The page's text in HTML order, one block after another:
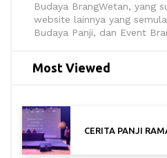
Budaya BrangWetan, yang
website lainnya yang
Budaya Panji, dan Event
Most Viewed
CERITA PANJI